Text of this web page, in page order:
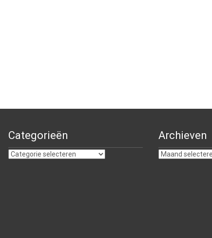
Categorieën
Categorieën
Archieven
Archieven